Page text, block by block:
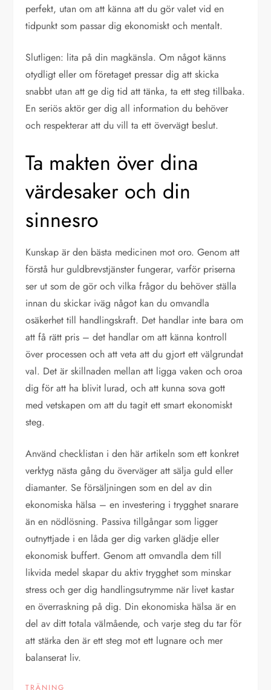
perfekt, utan om att känna att du gör valet vid en
tidpunkt som passar dig ekonomiskt och mentalt.
Slutligen: lita på din magkänsla. Om något känns
otydligt eller om företaget pressar dig att skicka
snabbt utan att ge dig tid att tänka, ta ett steg tillbaka.
En seriös aktör ger dig all information du behöver
och respekterar att du vill ta ett övervägt beslut.
Ta makten över dina
värdesaker och din
sinnesro
Kunskap är den bästa medicinen mot oro. Genom att
förstå hur guldbrevstjänster fungerar, varför priserna
ser ut som de gör och vilka frågor du behöver ställa
innan du skickar iväg något kan du omvandla
osäkerhet till handlingskraft. Det handlar inte bara om
att få rätt pris – det handlar om att känna kontroll
över processen och att veta att du gjort ett välgrundat
val. Det är skillnaden mellan att ligga vaken och oroa
dig för att ha blivit lurad, och att kunna sova gott
med vetskapen om att du tagit ett smart ekonomiskt
steg.
Använd checklistan i den här artikeln som ett konkret
verktyg nästa gång du överväger att sälja guld eller
diamanter. Se försäljningen som en del av din
ekonomiska hälsa – en investering i trygghet snarare
än en nödlösning. Passiva tillgångar som ligger
outnyttjade i en låda ger dig varken glädje eller
ekonomisk buffert. Genom att omvandla dem till
likvida medel skapar du aktiv trygghet som minskar
stress och ger dig handlingsutrymme när livet kastar
en överraskning på dig. Din ekonomiska hälsa är en
del av ditt totala välmående, och varje steg du tar för
att stärka den är ett steg mot ett lugnare och mer
balanserat liv.
TRÄNING